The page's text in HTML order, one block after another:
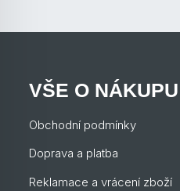
VŠE O NÁKUPU
Obchodní podmínky
Doprava a platba
Reklamace a vrácení zboží